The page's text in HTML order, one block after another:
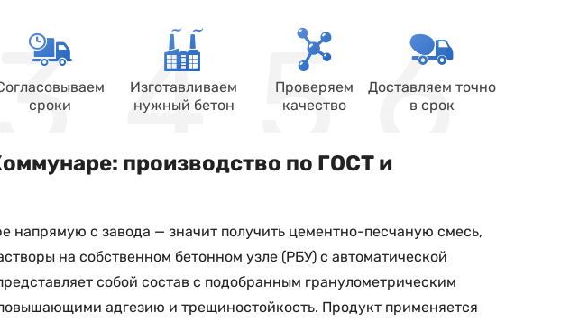
сроки
Изготавливаем
нужный бетон
Проверяем
качество
Доставляем точно
в срок
производство по ГОСТ и
напрямую с завода — значит получить цементно-песчаную смесь,
на собственном бетонном узле (РБУ) с автоматической
собой состав с подобранным гранулометрическим
адгезию и трещиностойкость. Продукт применяется